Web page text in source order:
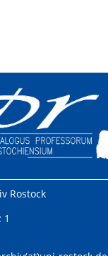
Rostock